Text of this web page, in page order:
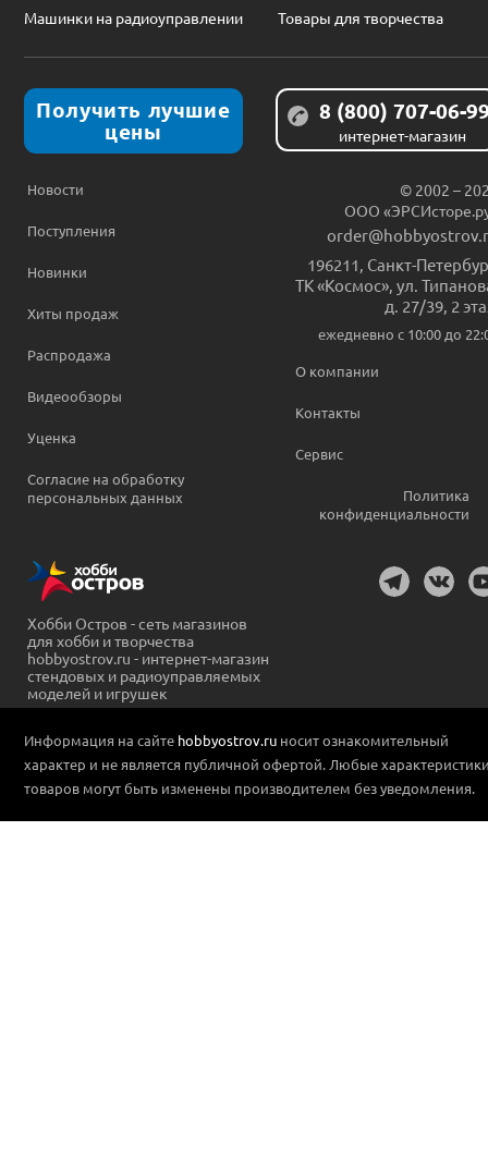
Машинки на радиоуправлении
Товары для творчества
Получить лучшие
цены
8 (800) 707-06-
интернет-магазин
Новости
Поступления
Новинки
Хиты продаж
Распродажа
Видеообзоры
Уценка
Согласие на обработку
персональных данных
© 2002 –
ООО
196211 Санкт-
ТК «Космос», ул.
д. 27/39, 2
ежедневно c 10:00 до
О компании
Контакты
Сервис
Политика
конфиденциальности
Хобби Остров - сеть магазинов
для хобби и творчества
hobbyostrov.ru - интернет-магазин
стендовых и радиоуправляемых
моделей и игрушек
Информация на сайте hobbyostrov.ru носит ознакомительный
характер и не является публичной офертой. Любые
товаров могут быть изменены производителем без уведомления.